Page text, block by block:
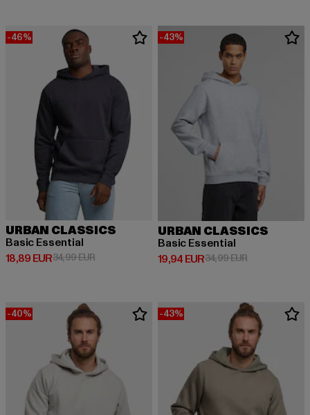
-46%
URBAN CLASSICS
Basic Essential
18,89 EUR
Derzeitiger Preis: 18,89 EUR
34,99 EURAktionspreis: 34,99 EUR
-43%
URBAN CLASSICS
Basic Essential
19,94 EUR
Derzeitiger Preis: 19,94 EUR
34,99 EURAktionspreis:
-40% -43%